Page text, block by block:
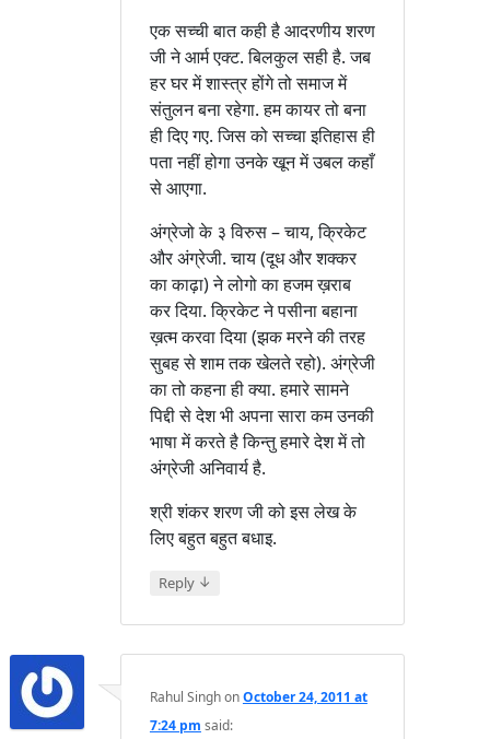
एक सच्ची बात कही है आदरणीय शरण
जी ने आर्म एक्ट. बिलकुल सही है. जब
हर घर में शास्त्र होंगे तो समाज में
संतुलन बना रहेगा. हम कायर तो बना
ही दिए गए. जिस को सच्चा इतिहास ही
पता नहीं होगा उनके खून में उबल कहाँ
से आएगा.
अंग्रेजो के ३ विरुस – चाय, क्रिकेट
और अंग्रेजी. चाय (दूध और शक्कर
का काढ़ा) ने लोगो का हजम ख़राब
कर दिया. क्रिकेट ने पसीना बहाना
ख़त्म करवा दिया (झक मरने की तरह
सुबह से शाम तक खेलते रहो). अंग्रेजी
का तो कहना ही क्या. हमारे सामने
पिद्दी से देश भी अपना सारा कम उनकी
भाषा में करते है किन्तु हमारे देश में तो
अंग्रेजी अनिवार्य है.
श्री शंकर शरण जी को इस लेख के
लिए बहुत बहुत बधाइ.
Reply ↓
Rahul SinghonOctober 24, 2011 at
7:24 pm said: